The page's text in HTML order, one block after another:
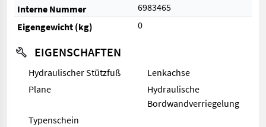
Interne Nummer
6983465
Eigengewicht (kg)
0
EIGENSCHAFTEN
Hydraulischer Stützfuß
Lenkachse
Plane
Hydraulische
Bordwandverriegelung
Typenschein